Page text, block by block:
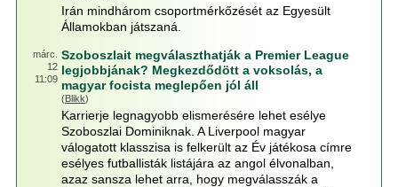
Irán mindhárom csoportmérkőzését az Egyesült
Államokban játszaná.
márc.
12
11:09
Szoboszlait megválaszthatják a Premier League
legjobbjának? Megkezdődött a voksolás, a
magyar focista meglepően jól áll
(Blikk)
Karrierje legnagyobb elismerésére lehet esélye
Szoboszlai Dominiknak. A Liverpool magyar
válogatott klasszisa is felkerült az Év játékosa címre
esélyes futballisták listájára az angol élvonalban,
azaz sansza lehet arra, hogy megválasszák a